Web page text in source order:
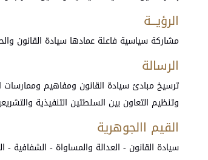
الرؤيـــة
مشاركة سياسية فاعلة عمادها سيادة القانون
الرسالة
ترسيخ مبادئ سيادة القانون ومفاهيم وممارسات
وتنظيم التعاون بين السلطتين التنفيذية
القيم االجوهرية
سيادة القانون - العدالة والمساواة - الشفافية -